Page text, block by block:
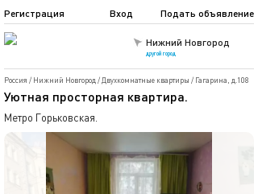
Нижний Новгород
другой город
Подать объявление
Регистрация Вход
Россия / Нижний Новгород / Двухкомнатные квартиры / Гагарина, д.108
Уютная просторная квартира.
Метро Горьковская.